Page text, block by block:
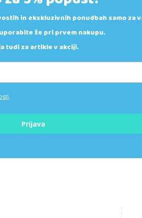
in ekskluzivnih ponudbah samo za
že pri prvem nakupu.
tudi za artikle v akciji.
.
Prijava